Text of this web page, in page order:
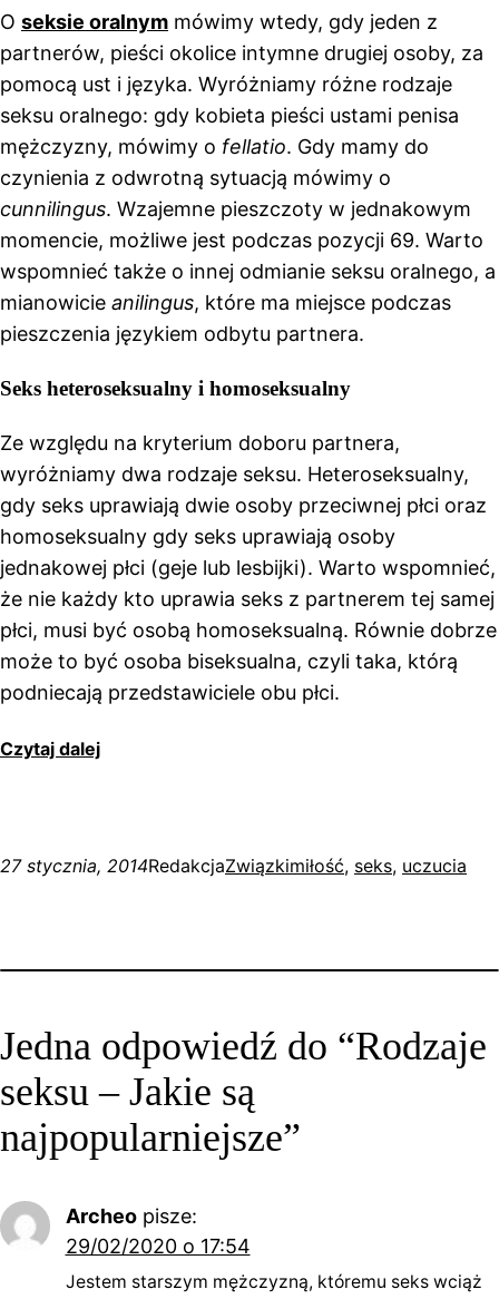
O seksie oralnym mówimy wtedy, gdy jeden z
partnerów, pieści okolice intymne drugiej osoby, za
pomocą ust i języka. Wyróżniamy różne rodzaje
seksu oralnego: gdy kobieta pieści ustami penisa
mężczyzny, mówimy o fellatio. Gdy mamy do
czynienia z odwrotną sytuacją mówimy o
cunnilingus. Wzajemne pieszczoty w jednakowym
momencie, możliwe jest podczas pozycji 69. Warto
wspomnieć także o innej odmianie seksu oralnego, a
mianowicie anilingus, które ma miejsce podczas
pieszczenia językiem odbytu partnera.
Seks heteroseksualny i homoseksualny
Ze względu na kryterium doboru partnera,
wyróżniamy dwa rodzaje seksu. Heteroseksualny,
gdy seks uprawiają dwie osoby przeciwnej płci oraz
homoseksualny gdy seks uprawiają osoby
jednakowej płci (geje lub lesbijki). Warto wspomnieć,
że nie każdy kto uprawia seks z partnerem tej samej
płci, musi być osobą homoseksualną. Równie dobrze
może to być osoba biseksualna, czyli taka, którą
podniecają przedstawiciele obu płci.
Czytaj dalej
27 stycznia, 2014RedakcjaZwiązkimiłość, seks, uczucia
Jedna odpowiedź do “Rodzaje
seksu – Jakie są
najpopularniejsze”
Archeo pisze:
29/02/2020 o 17:54
Jestem starszym mężczyzną, któremu seks wciąż